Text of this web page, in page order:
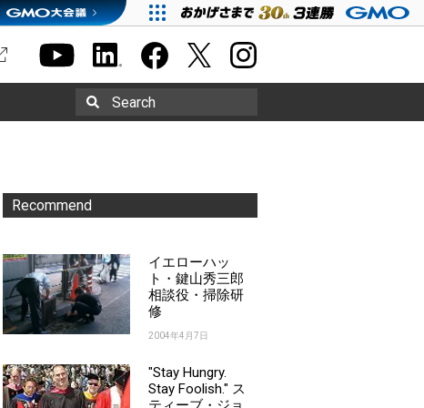
Search
Recommend
イエローハッ
ト・鍵山秀三郎
相談役・掃除研
修
2004年4月7日
"Stay Hungry.
Stay Foolish." ス